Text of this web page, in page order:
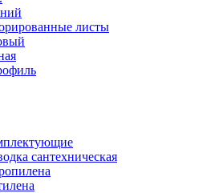
листы
сантехническая